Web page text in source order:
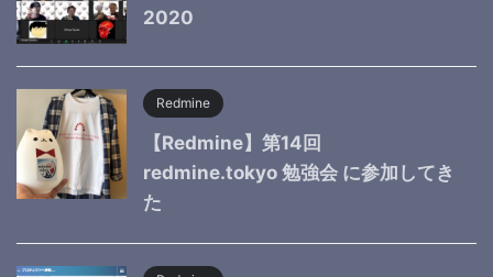
2020
Redmine
【Redmine】第14回
redmine.tokyo 勉強会 に参加してき
た